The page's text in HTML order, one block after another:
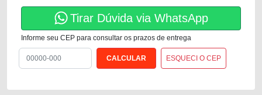
Tirar Dúvida via WhatsApp
Informe seu CEP para consultar os prazos de entrega
ESQUECI O CEP